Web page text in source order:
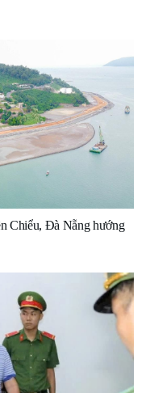
Chiểu, Đà Nẵng hướng